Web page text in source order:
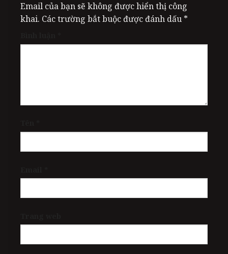
Email của bạn sẽ không được hiển thị công
khai. Các trường bắt buộc được đánh dấu *